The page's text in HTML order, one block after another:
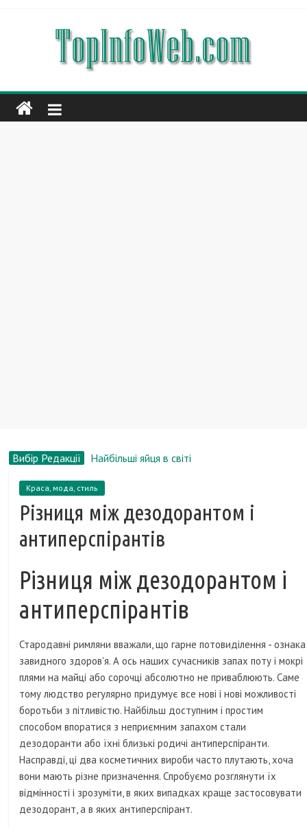
Вибір Редакції
Найбільші яйця в світі
З чого роблять пиво?
Найбільші фінансові піраміди в історії
Меріл Стріп, біографія, новини, фото
Краса, мода, стиль
Різниця між дезодорантом і
антиперспірантів
Різниця між дезодорантом і
антиперспірантів
Стародавні римляни вважали, що гарне потовиділення - ознака
завидного здоров'я. А ось наших сучасників запах поту і мокрі
плями на майці або сорочці абсолютно не приваблюють. Саме
тому людство регулярно придумує все нові і нові можливості
боротьби з пітливістю. Найбільш доступним і простим
способом впоратися з неприємним запахом стали
дезодоранти або їхні близькі родичі антиперспіранти.
Насправді, ці два косметичних вироби часто плутають, хоча
вони мають різне призначення. Спробуємо розглянути їх
відмінності і зрозуміти, в яких випадках краще застосовувати
дезодорант, а в яких антиперспірант.